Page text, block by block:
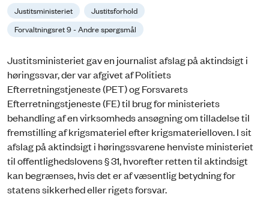
Justitsministeriet
Justitsforhold
Forvaltningsret 9 - Andre spørgsmål
Justitsministeriet gav en journalist afslag på aktindsigt i
høringssvar, der var afgivet af Politiets
Efterretningstjeneste (PET) og Forsvarets
Efterretningstjeneste (FE) til brug for ministeriets
behandling af en virksomheds ansøgning om tilladelse til
fremstilling af krigsmateriel efter krigsmaterielloven. I sit
afslag på aktindsigt i høringssvarene henviste ministeriet
til offentlighedslovens § 31, hvorefter retten til aktindsigt
kan begrænses, hvis det er af væsentlig betydning for
statens sikkerhed eller rigets forsvar.